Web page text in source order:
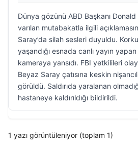
Dünya gözünü ABD Başkanı Donald
varılan mutabakatla ilgili
Saray’da silah sesleri duyuldu.
yaşandığı esnada canlı yayın
kameraya yansıdı. FBI yetkilileri
Beyaz Saray çatısına keskin
görüldü. Saldırıda yaralanan
hastaneye kaldırıldığı bildirildi.
1 yazı görüntüleniyor (toplam 1)